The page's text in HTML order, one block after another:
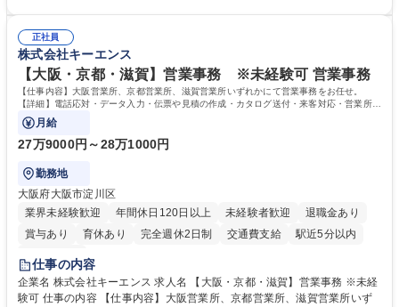
でも質問・相談できる環境が整っているため、安心して成長できます。 募
集職種 【森ビルG】人事・総務◆賞与5ヶ月◆年休120日◆残業少なめ◆
リモート可
務に挑戦できるため、自身の成長と組織への貢献度をダイレクトに実感で
きます。 残業少なめ、週1日リモート可など、ワークライフバランスを保
ち長期活躍できる環境です。 「これまでの幅広い経験を活かし、長期的な
キャリアを築きたい」という前向きな意欲と挑戦を全力で応援します。 学
歴・資格 学歴：大学院 大学 高専 短大 専修学校 高校 語学力： 資格：日商
簿記検定1級 日商簿記検定2級 日商簿記検定3級
正社員
株式会社キーエンス
【大阪・京都・滋賀】営業事務 ※未経験可 営業事務
【仕事内容】大阪営業所、京都営業所、滋賀営業所いずれかにて営業事務をお任せ。
【詳細】電話応対・データ入力・伝票や見積の作成・カタログ送付・来客対応・営業所内
で発生する事務業務や業務改善をお任せ。
月給
27万9000円～28万1000円
勤務地
大阪府大阪市淀川区
業界未経験歓迎
年間休日120日以上 未経験者歓迎
退職金あり
賞与あり
育休あり 完全週休2日制 交通費支給
駅近5分以内
土日祝休み
仕事の内容
企業名 株式会社キーエンス 求人名 【大阪・京都・滋賀】営業事務 ※未経
験可 仕事の内容 【仕事内容】大阪営業所、京都営業所、滋賀営業所いず